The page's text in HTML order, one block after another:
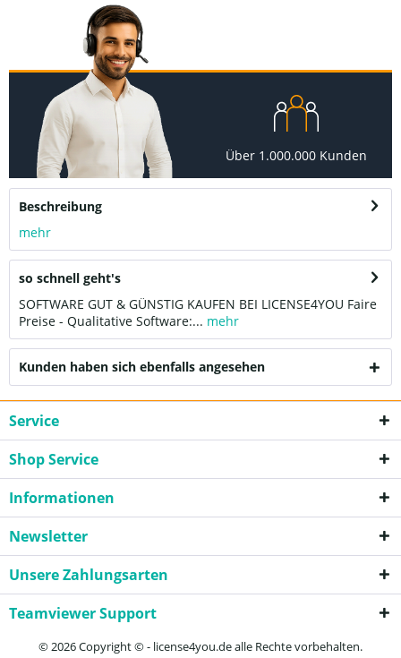
Über 1.000.000 Kunden
Beschreibung
mehr
so schnell geht's
SOFTWARE GUT & GÜNSTIG KAUFEN BEI LICENSE4YOU Faire
Preise - Qualitative Software:... mehr
Kunden haben sich ebenfalls angesehen
Service
Shop Service
Informationen
Newsletter
Unsere Zahlungsarten
Teamviewer Support
© 2026 Copyright © - license4you.de alle Rechte vorbehalten.